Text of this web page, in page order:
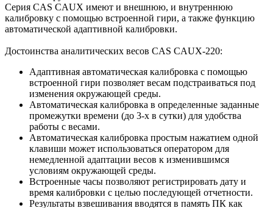
Серия CAS CAUX имеют и внешнюю, и внутреннюю
калибровку с помощью встроенной гири, а также функцию
автоматической адаптивной калибровки.
Достоинства аналитических весов CAS CAUX-220:
Адаптивная автоматическая калибровка с помощью
встроенной гири позволяет весам подстраиваться под
изменения окружающей среды.
Автоматическая калибровка в определенные заданные
промежутки времени (до 3-х в сутки) для удобства
работы с весами.
Автоматическая калибровка простым нажатием одной
клавиши может использоваться оператором для
немедленной адаптации весов к изменившимся
условиям окружающей среды.
Встроенные часы позволяют регистрировать дату и
время калибровки с целью последующей отчетности.
Результаты взвешивания вводятся в память ПК как